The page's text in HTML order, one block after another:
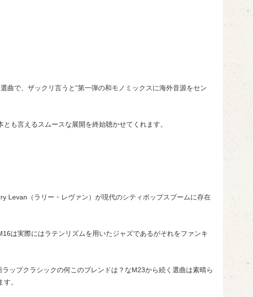
曲で、ザックリ言うと”第一弾の和モノミックスに海外音源をセン
も言えるスムースな展開を終始聴かせてくれます。
Levan（ラリー・レヴァン）が現代のシティポップスブームに存在
は実際にはラテンリズムを用いたジャズであるがそれをファンキ
ップクラシックの何このブレンドは？なM23から続く選曲は素晴ら
。